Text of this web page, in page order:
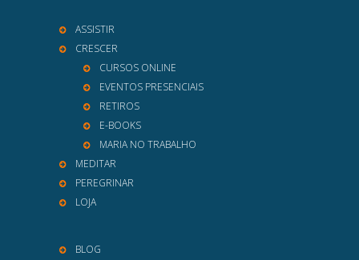
ASSISTIR
CRESCER
CURSOS ONLINE
EVENTOS PRESENCIAIS
RETIROS
E-BOOKS
MARIA NO TRABALHO
MEDITAR
PEREGRINAR
LOJA
BLOG